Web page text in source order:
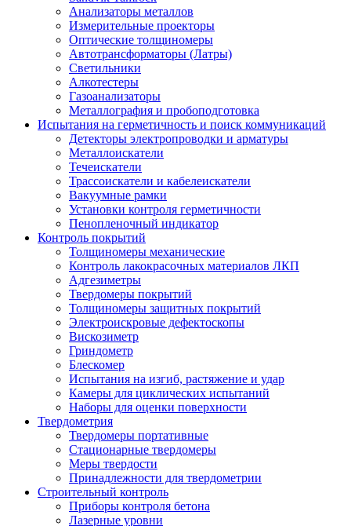
Анализаторы металлов
Измерительные проекторы
Оптические толщиномеры
Автотрансформаторы (Латры)
Светильники
Алкотестеры
Газоанализаторы
Металлография и пробоподготовка
Испытания на герметичность и поиск коммуникаций
Детекторы электропроводки и арматуры
Металлоискатели
Течеискатели
Трассоискатели и кабелеискатели
Вакуумные рамки
Установки контроля герметичности
Пенопленочный индикатор
Контроль покрытий
Толщиномеры механические
Контроль лакокрасочных материалов ЛКП
Адгезиметры
Твердомеры покрытий
Толщиномеры защитных покрытий
Электроискровые дефектоскопы
Вискозиметр
Гриндометр
Блескомер
Испытания на изгиб, растяжение и удар
Камеры для циклических испытаний
Наборы для оценки поверхности
Твердометрия
Твердомеры портативные
Стационарные твердомеры
Меры твердости
Принадлежности для твердометрии
Строительный контроль
Приборы контроля бетона
Лазерные уровни